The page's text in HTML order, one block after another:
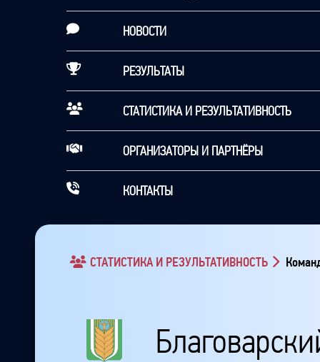
НОВОСТИ
РЕЗУЛЬТАТЫ
СТАТИСТИКА И РЕЗУЛЬТАТИВНОСТЬ
ОРГАНИЗАТОРЫ И ПАРТНЁРЫ
КОНТАКТЫ
СТАТИСТИКА И РЕЗУЛЬТАТИВНОСТЬ